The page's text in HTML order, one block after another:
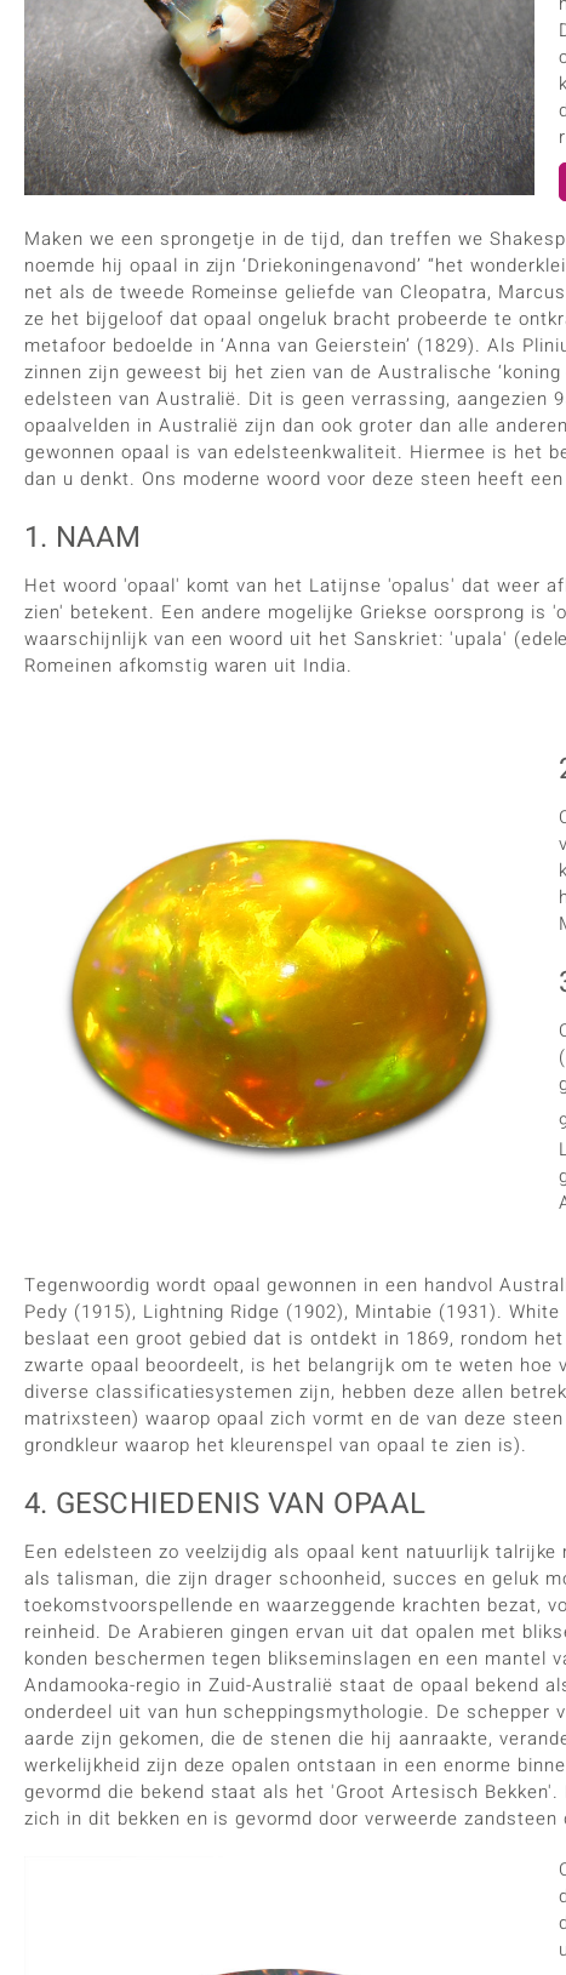
Maken we een sprongetje in de tijd, dan treffen we
noemde hij opaal in zijn ‘Driekoningenavond’ “het
net als de tweede Romeinse geliefde van Cleopatra,
ze het bijgeloof dat opaal ongeluk bracht probeerde te
metafoor bedoelde in ‘Anna van Geierstein’ (1829). Als
zinnen zijn geweest bij het zien van de Australische
edelsteen van Australië. Dit is geen verrassing, aangezien
opaalvelden in Australië zijn dan ook groter dan alle
gewonnen opaal is van edelsteenkwaliteit. Hiermee is het
dan u denkt. Ons moderne woord voor deze steen heeft
1. NAAM
Het woord 'opaal' komt van het Latijnse 'opalus' dat weer
zien' betekent. Een andere mogelijke Griekse oorsprong is
waarschijnlijk van een woord uit het Sanskriet: 'upala'
Romeinen afkomstig waren uit India.
Tegenwoordig wordt opaal gewonnen in een handvol
Pedy (1915), Lightning Ridge (1902), Mintabie (1931).
beslaat een groot gebied dat is ontdekt in 1869, rondom
zwarte opaal beoordeelt, is het belangrijk om te weten
diverse classificatiesystemen zijn, hebben deze allen
matrixsteen) waarop opaal zich vormt en de van deze
grondkleur waarop het kleurenspel van opaal te zien is).
4. GESCHIEDENIS VAN OPAAL
Een edelsteen zo veelzijdig als opaal kent natuurlijk
als talisman, die zijn drager schoonheid, succes en geluk
toekomstvoorspellende en waarzeggende krachten bezat,
reinheid. De Arabieren gingen ervan uit dat opalen met
konden beschermen tegen blikseminslagen en een mantel
Andamooka-regio in Zuid-Australië staat de opaal bekend
onderdeel uit van hun scheppingsmythologie. De schepper
aarde zijn gekomen, die de stenen die hij aanraakte,
werkelijkheid zijn deze opalen ontstaan in een enorme
gevormd die bekend staat als het 'Groot Artesisch
zich in dit bekken en is gevormd door verweerde